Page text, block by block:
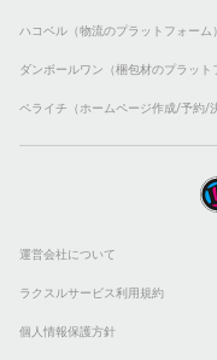
ハコベル（物流のプラットフォーム）
ダンボールワン（梱包材のプラット
ペライチ（ホームページ作成/予約/
運営会社について
ラクスルサービス利用規約
個人情報保護方針